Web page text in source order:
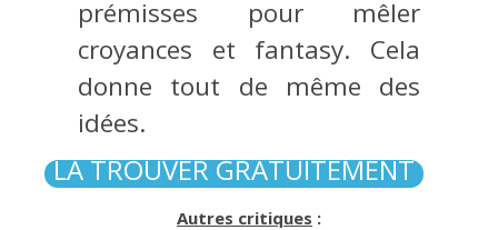
prémisses pour mêler
croyances et fantasy. Cela
donne tout de même des
idées.
LA TROUVER GRATUITEMENT
Autres critiques :